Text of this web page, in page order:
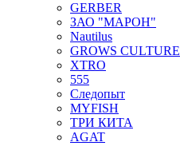
GERBER
ЗАО "МАРОН"
Nautilus
GROWS CULTURE
XTRO
555
Следопыт
MYFISH
ТРИ КИТА
AGAT